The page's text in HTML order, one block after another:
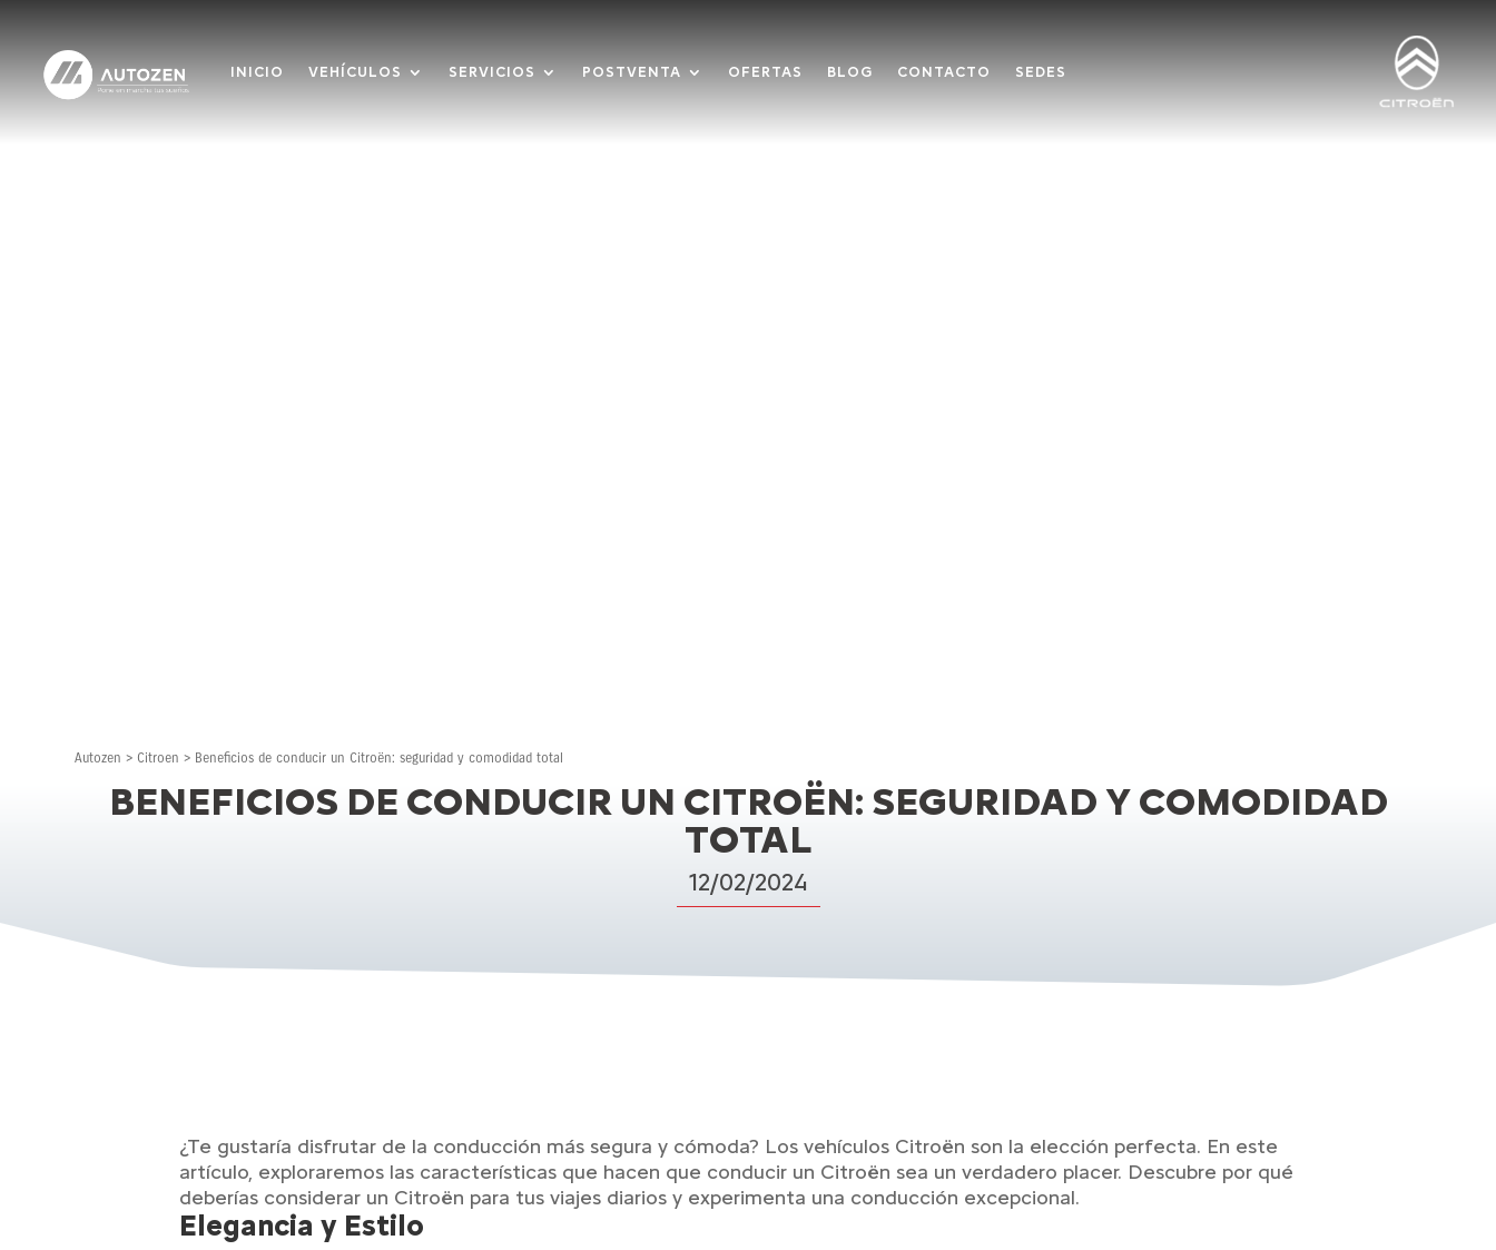
INICIO VEHÍCULOS SERVICIOS POSTVENTA OFERTAS BLOG CONTACTO SEDES
Autozen > Citroen > Beneficios de conducir un Citroën: seguridad y comodidad total
BENEFICIOS DE CONDUCIR UN CITROËN: SEGURIDAD Y COMODIDAD
TOTAL
12/02/2024
¿Te gustaría disfrutar de la conducción más segura y cómoda? Los vehículos Citroën son la elección perfecta. En este
artículo, exploraremos las características que hacen que conducir un Citroën sea un verdadero placer. Descubre por qué
deberías considerar un Citroën para tus viajes diarios y experimenta una conducción excepcional.
Elegancia y Estilo